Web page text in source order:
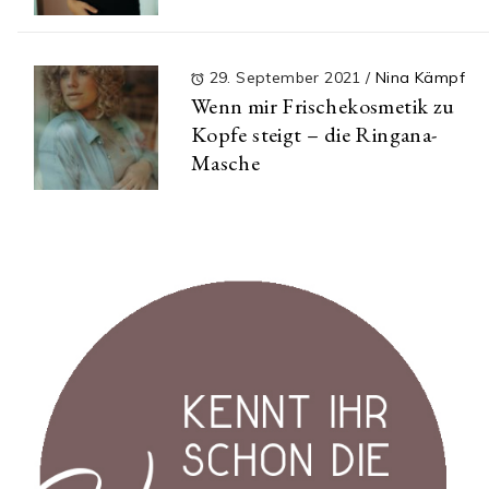
29. September 2021/ Nina Kämpf
Wenn mir Frischekosmetik zu
Kopfe steigt – die Ringana-
Masche